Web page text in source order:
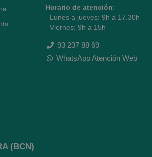
Horario de atención:
- Lunes a jueves: 9h a 17.30h
- Viernes: 9h a 15h
93 237 88 69
WhatsApp Atención Web
(BCN)